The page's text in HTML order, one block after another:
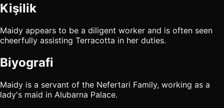
Kişilik
Maidy appears to be a diligent worker and is often seen
cheerfully assisting Terracotta in her duties.
Biyografi
Maidy is a servant of the Nefertari Family, working as a
lady's maid in Alubarna Palace.